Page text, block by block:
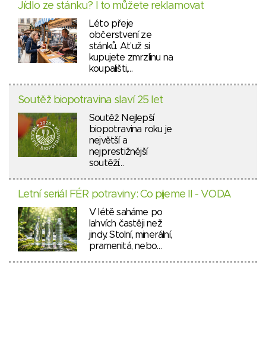
Jídlo ze stánku? I to můžete reklamovat
Léto přeje
občerstvení ze
stánků. Ať už si
kupujete zmrzlinu na
koupališti,…
Soutěž biopotravina slaví 25 let
Soutěž Nejlepší
biopotravina roku je
největší a
nejprestižnější
soutěží…
Letní seriál FÉR potraviny: Co pijeme II - VODA
V létě saháme po
lahvích častěji než
jindy. Stolní, minerální,
pramenitá, nebo…